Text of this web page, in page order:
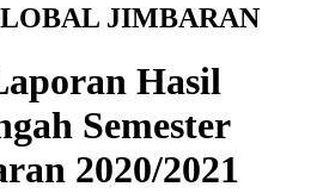
JIMBARAN
Hasil
Semester
2020/2021